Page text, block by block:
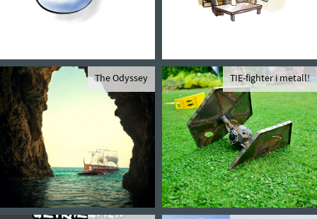
The Odyssey TIE-fighter i metall!